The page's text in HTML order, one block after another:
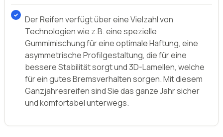
Der Reifen verfügt über eine Vielzahl von
Technologien wie z.B. eine spezielle
Gummimischung für eine optimale Haftung, eine
asymmetrische Profilgestaltung, die für eine
bessere Stabilität sorgt und 3D-Lamellen, welche
für ein gutes Bremsverhalten sorgen. Mit diesem
Ganzjahresreifen sind Sie das ganze Jahr sicher
und komfortabel unterwegs.